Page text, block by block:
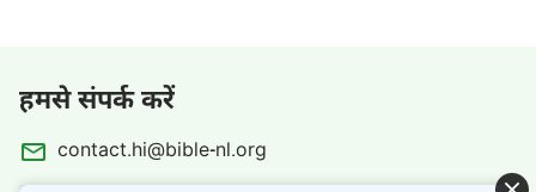
हमसे संपर्क करें
contact.hi@bible-nl.org